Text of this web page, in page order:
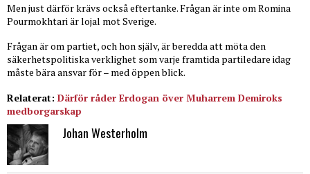
Men just därför krävs också eftertanke. Frågan är inte om Romina
Pourmokhtari är lojal mot Sverige.
Frågan är om partiet, och hon själv, är beredda att möta den
säkerhetspolitiska verklighet som varje framtida partiledare idag
måste bära ansvar för – med öppen blick.
Relaterat: Därför råder Erdogan över Muharrem Demiroks
medborgarskap
Johan Westerholm